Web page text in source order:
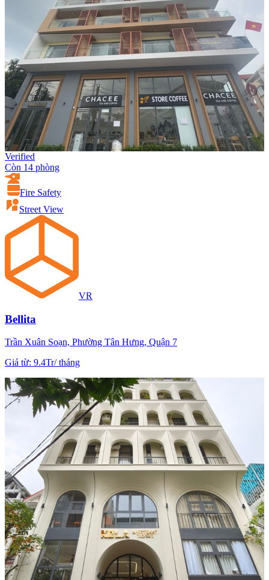
Verified
Còn 14 phòng
Fire Safety
Street View
VR
Bellita
Trần Xuân Soạn, Phường Tân Hưng, Quận 7
Giá từ: 9.4Tr/tháng